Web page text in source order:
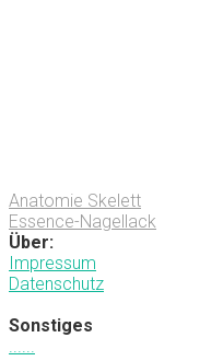
Anatomie Skelett
Essence-Nagellack
Über:
Impressum
Datenschutz
Sonstiges
......